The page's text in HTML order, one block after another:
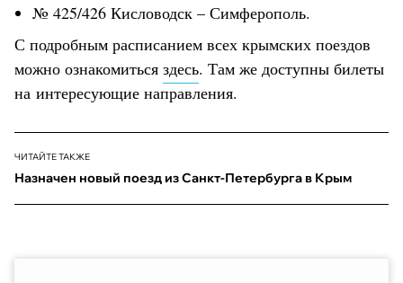
№ 425/426 Кисловодск – Симферополь.
С подробным расписанием всех крымских поездов
можно ознакомиться здесь. Там же доступны билеты
на интересующие направления.
ЧИТАЙТЕ ТАКЖЕ
Назначен новый поезд из Санкт-Петербурга в Крым